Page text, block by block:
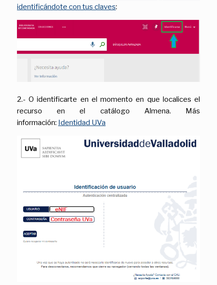
identificándote con tus claves:
2.- O identificarte en el momento en que localices el
recurso en el catálogo Almena. Más
información: Identidad UVa